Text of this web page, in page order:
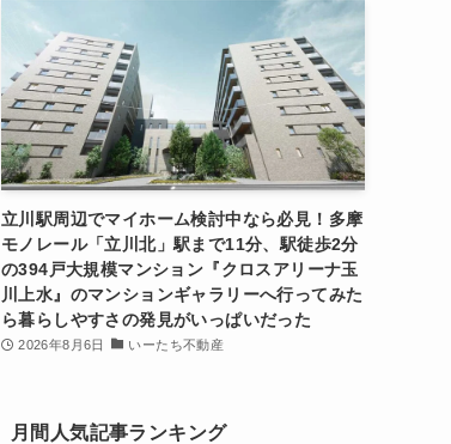
立川駅周辺でマイホーム検討中なら必見！多摩
モノレール「立川北」駅まで11分、駅徒歩2分
の394戸大規模マンション『クロスアリーナ玉
川上水』のマンションギャラリーへ行ってみた
ら暮らしやすさの発見がいっぱいだった
2026年8月6日 いーたち不動産
月間人気記事ランキング